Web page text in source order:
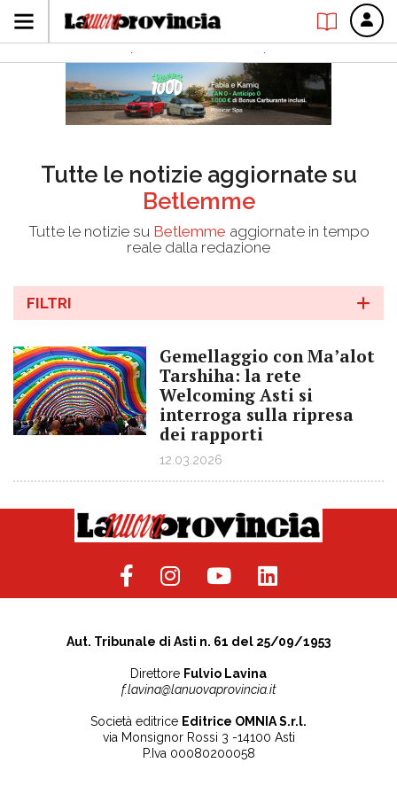
Tutte le notizie aggiornate su
Betlemme
Tutte le notizie su Betlemme aggiornate in tempo
reale dalla redazione
FILTRI
Gemellaggio con Ma’alot
Tarshiha: la rete
Welcoming Asti si
interroga sulla ripresa
dei rapporti
12.03.2026
Aut. Tribunale di Asti n. 61 del 25/09/1953
Direttore Fulvio Lavina
f.lavina@lanuovaprovincia.it
Società editrice Editrice OMNIA S.r.l.
via Monsignor Rossi 3 -14100 Asti
P.Iva 00080200058